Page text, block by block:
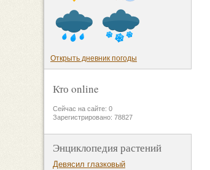
Открыть дневник погоды
Кто online
Сейчас на сайте: 0
Зарегистрировано: 78827
Энциклопедия растений
Девясил глазковый